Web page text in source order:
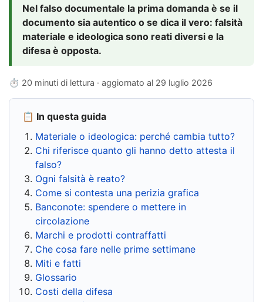
Nel falso documentale la prima domanda è se il
documento sia autentico o se dica il vero: falsità
materiale e ideologica sono reati diversi e la
difesa è opposta.
⏱ 20 minuti di lettura · aggiornato al 29 luglio 2026
📋 In questa guida
Materiale o ideologica: perché cambia tutto?
Chi riferisce quanto gli hanno detto attesta il
falso?
Ogni falsità è reato?
Come si contesta una perizia grafica
Banconote: spendere o mettere in
circolazione
Marchi e prodotti contraffatti
Che cosa fare nelle prime settimane
Miti e fatti
Glossario
Costi della difesa